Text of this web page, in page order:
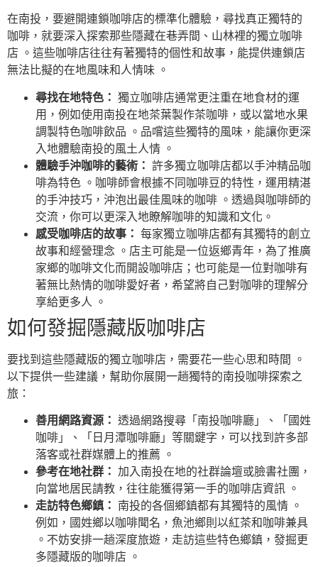
在南投，要避開連鎖咖啡店的標準化體驗，尋找真正獨特的
咖啡，就要深入探索那些隱藏在巷弄間、山林裡的獨立咖啡
店 。這些咖啡店往往有著獨特的個性和故事，能提供連鎖店
無法比擬的在地風味和人情味 。
尋找在地特色： 獨立咖啡店通常更注重在地食材的運
用，例如使用南投在地茶葉製作茶咖啡，或以當地水果
調製特色咖啡飲品 。品嚐這些獨特的風味，能讓你更深
入地體驗南投的風土人情 。
體驗手沖咖啡的藝術： 許多獨立咖啡店都以手沖精品咖
啡為特色 。咖啡師會根據不同咖啡豆的特性，運用精湛
的手沖技巧，沖泡出最佳風味的咖啡 。透過與咖啡師的
交流，你可以更深入地瞭解咖啡的知識和文化。
感受咖啡店的故事： 每家獨立咖啡店都有其獨特的創立
故事和經營理念 。店主可能是一位返鄉青年，為了推廣
家鄉的咖啡文化而開設咖啡店；也可能是一位對咖啡有
著無比熱情的咖啡愛好者，希望將自己對咖啡的理解分
享給更多人 。
如何發掘隱藏版咖啡店
要找到這些隱藏版的獨立咖啡店，需要花一些心思和時間 。
以下提供一些建議，幫助你展開一趟獨特的南投咖啡探索之
旅：
善用網路資源： 透過網路搜尋「南投咖啡廳」、「國姓
咖啡」、「日月潭咖啡廳」等關鍵字，可以找到許多部
落客或社群媒體上的推薦 。
參考在地社群： 加入南投在地的社群論壇或臉書社團，
向當地居民請教，往往能獲得第一手的咖啡店資訊 。
走訪特色鄉鎮：
南投的各個鄉鎮都有其獨特的風情 。
例如，國姓鄉以咖啡聞名，魚池鄉則以紅茶和咖啡兼具
。不妨安排一趟深度旅遊，走訪這些特色鄉鎮，發掘更
多隱藏版的咖啡店 。